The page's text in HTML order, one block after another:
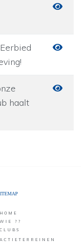
haalt
HOME
WIE ??
CLUBS
ACTIETERREINEN